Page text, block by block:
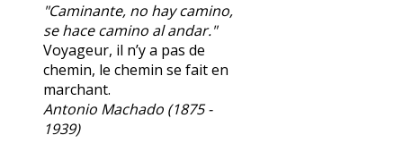
"Caminante, no hay camino,
se hace camino al andar."
Voyageur, il n’y a pas de
chemin, le chemin se fait en
marchant.
Antonio Machado (1875 -
1939)